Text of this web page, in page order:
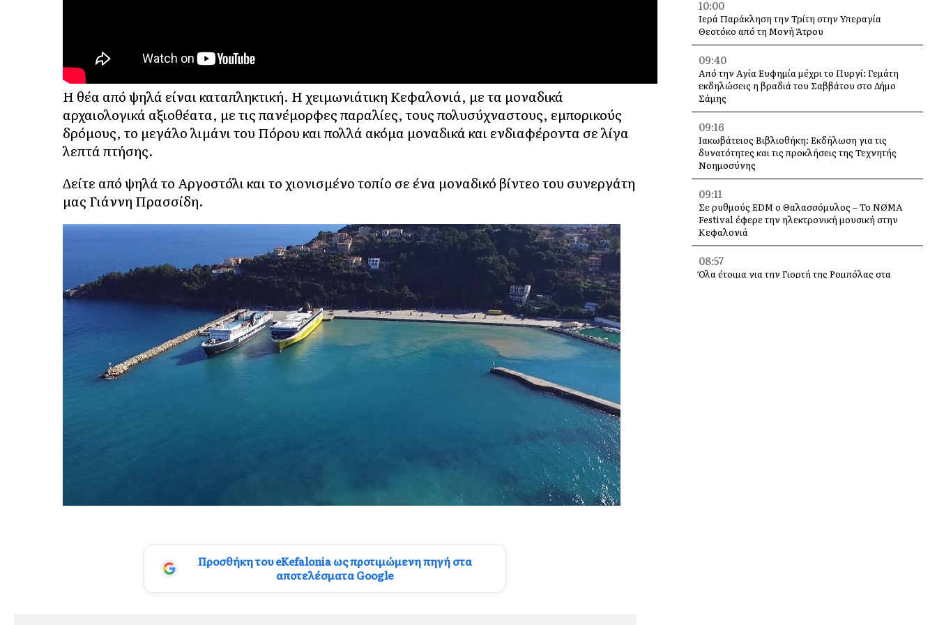
Η θέα από ψηλά είναι καταπληκτική. Η χειμωνιάτικη Κεφαλονιά, με τα μοναδικά
αρχαιολογικά αξιοθέατα, με τις πανέμορφες παραλίες, τους πολυσύχναστους, εμπορικούς
δρόμους, το μεγάλο λιμάνι του Πόρου και πολλά ακόμα μοναδικά και ενδιαφέροντα σε λίγα
λεπτά πτήσης.
Δείτε από ψηλά το Αργοστόλι και το χιονισμένο τοπίο σε ένα μοναδικό βίντεο του συνεργάτη
μας Γιάννη Πρασσίδη.
Προσθήκη του eKefalonia ως προτιμώμενη πηγή στα
αποτελέσματα Google
10:00
Ιερά Παράκληση την Τρίτη στην Υπεραγία
Θεοτόκο από τη Μονή Άτρου
09:40
Από την Αγία Ευφημία μέχρι το Πυργί: Γεμάτη
εκδηλώσεις η βραδιά του Σαββάτου στο Δήμο
Σάμης
09:16
Ιακωβάτειος Βιβλιοθήκη: Εκδήλωση για τις
δυνατότητες και τις προκλήσεις της Τεχνητής
Νοημοσύνης
09:11
Σε ρυθμούς EDM ο Θαλασσόμυλος – Το NØMA
Festival έφερε την ηλεκτρονική μουσική στην
Κεφαλονιά
08:57
Όλα έτοιμα για την Γιορτή της Ρομπόλας στα